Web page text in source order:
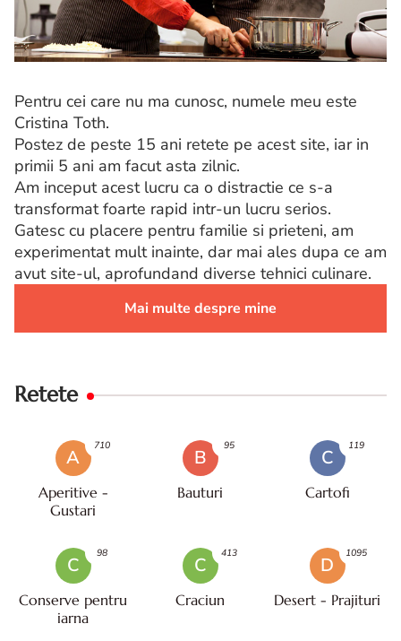
Pentru cei care nu ma cunosc, numele meu este
Cristina Toth.
Postez de peste 15 ani retete pe acest site, iar in
primii 5 ani am facut asta zilnic.
Am inceput acest lucru ca o distractie ce s-a
transformat foarte rapid intr-un lucru serios.
Gatesc cu placere pentru familie si prieteni, am
experimentat mult inainte, dar mai ales dupa ce am
avut site-ul, aprofundand diverse tehnici culinare.
Mai multe despre mine
Retete
A
Aperitive -
Gustari
710
B
Bauturi
95
C
Cartofi
119
C
Conserve pentru
iarna
98
C
Craciun
413
D
Desert - Prajituri
1095